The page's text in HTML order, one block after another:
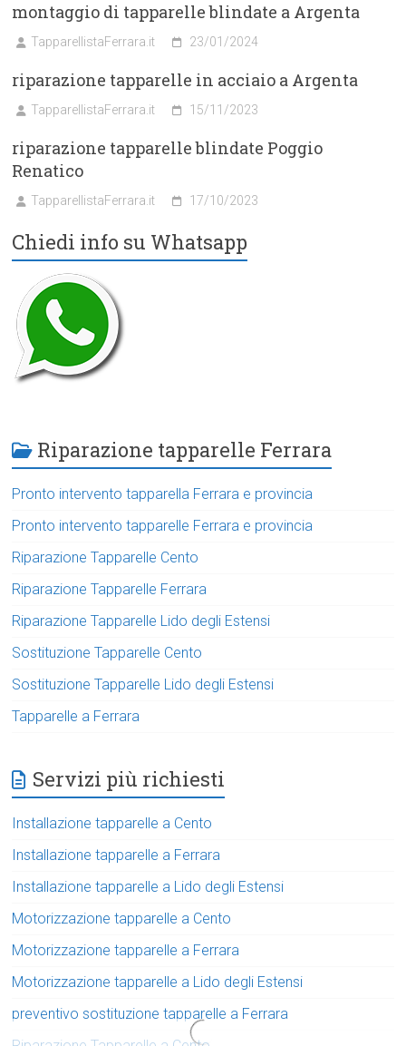
montaggio di tapparelle blindate a Argenta
TapparellistaFerrara.it 23/01/2024
riparazione tapparelle in acciaio a Argenta
TapparellistaFerrara.it 15/11/2023
riparazione tapparelle blindate Poggio
Renatico
TapparellistaFerrara.it 17/10/2023
Chiedi info su Whatsapp
Riparazione tapparelle Ferrara
Pronto intervento tapparella Ferrara e provincia
Pronto intervento tapparelle Ferrara e provincia
Riparazione Tapparelle Cento
Riparazione Tapparelle Ferrara
Riparazione Tapparelle Lido degli Estensi
Sostituzione Tapparelle Cento
Sostituzione Tapparelle Lido degli Estensi
Tapparelle a Ferrara
Servizi più richiesti
Installazione tapparelle a Cento
Installazione tapparelle a Ferrara
Installazione tapparelle a Lido degli Estensi
Motorizzazione tapparelle a Cento
Motorizzazione tapparelle a Ferrara
Motorizzazione tapparelle a Lido degli Estensi
preventivo sostituzione tapparelle a Ferrara